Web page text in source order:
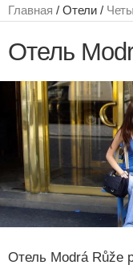
Главная / Отели /
Отель
Отель Modrá Růže